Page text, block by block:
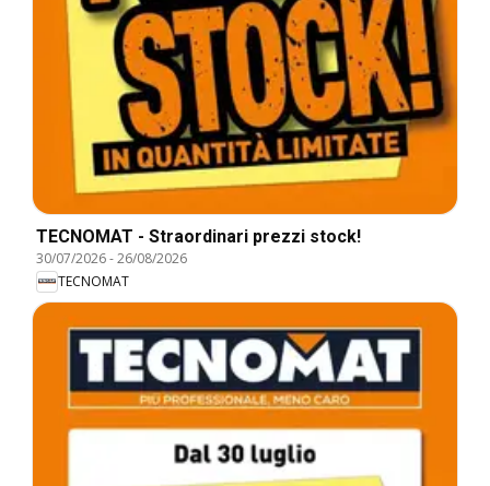
TECNOMAT - Straordinari prezzi stock!
30/07/2026-26/08/2026
TECNOMAT